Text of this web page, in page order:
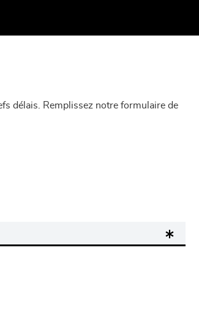
délais. Remplissez notre formulaire de